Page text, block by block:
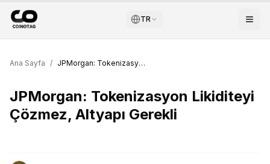
TR
Ana Sayfa / JPMorgan: Tokenizasyon Likiditeyi Çözmez, Altyapı Gerekli
JPMorgan: Tokenizasyon Likiditeyi
Çözmez, Altyapı Gerekli